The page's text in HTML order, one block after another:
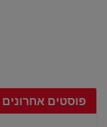
פוסטים אחרונים